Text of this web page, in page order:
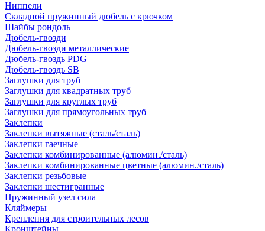
Ниппели
Складной пружинный дюбель с крючком
Шайбы рондоль
Дюбель-гвозди
Дюбель-гвозди металлические
Дюбель-гвоздь PDG
Дюбель-гвоздь SB
Заглушки для труб
Заглушки для квадратных труб
Заглушки для круглых труб
Заглушки для прямоугольных труб
Заклепки
Заклепки вытяжные (сталь/сталь)
Заклепки гаечные
Заклепки комбинированные (алюмин./сталь)
Заклепки комбинированные цветные (алюмин./сталь)
Заклепки резьбовые
Заклепки шестигранные
Пружинный узел сила
Кляймеры
Крепления для строительных лесов
Кронштейны